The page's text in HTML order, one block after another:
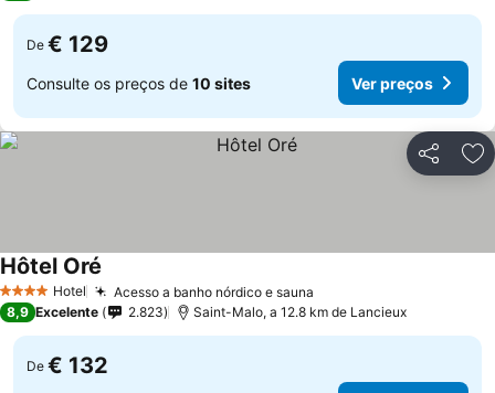
De € 129
Consulte os preços de 10 sites Ver preços
Partilhar
4 EstrelasHotel Acesso a banho nórdico e sauna
Hôtel Oré
8,9 Excelente 2.823 Saint-Malo, a 12.8 km de Lancieux
De € 132